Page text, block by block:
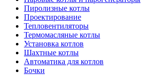
Пиролизные котлы
Проектирование
Тепловентиляторы
Термомасляные котлы
Установка котлов
Шахтные котлы
Автоматика для котлов
Бочки